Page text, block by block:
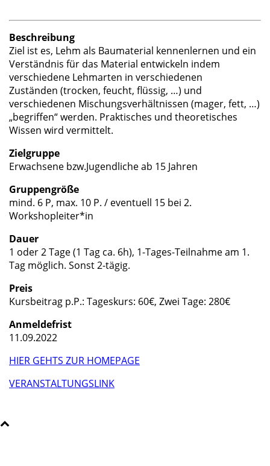
Beschreibung
Ziel ist es, Lehm als Baumaterial kennenlernen und ein
Verständnis für das Material entwickeln indem
verschiedene Lehmarten in verschiedenen
Zuständen (trocken, feucht, flüssig, …) und
verschiedenen Mischungsverhältnissen (mager, fett, …)
„begriffen“ werden. Praktisches und theoretisches
Wissen wird vermittelt.
Zielgruppe
Erwachsene bzw.Jugendliche ab 15 Jahren
Gruppengröße
mind. 6 P, max. 10 P. / eventuell 15 bei 2.
Workshopleiter*in
Dauer
1 oder 2 Tage (1 Tag ca. 6h), 1-Tages-Teilnahme am 1.
Tag möglich. Sonst 2-tägig.
Preis
Kursbeitrag p.P.: Tageskurs: 60€, Zwei Tage: 280€
Anmeldefrist
11.09.2022
HIER GEHTS ZUR HOMEPAGE
VERANSTALTUNGSLINK